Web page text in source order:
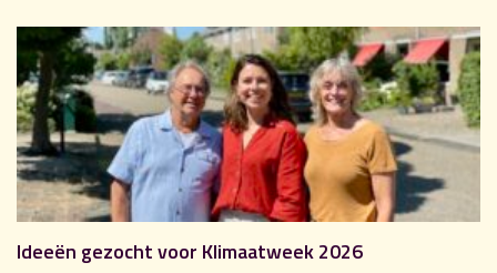
Ideeën gezocht voor Klimaatweek 2026